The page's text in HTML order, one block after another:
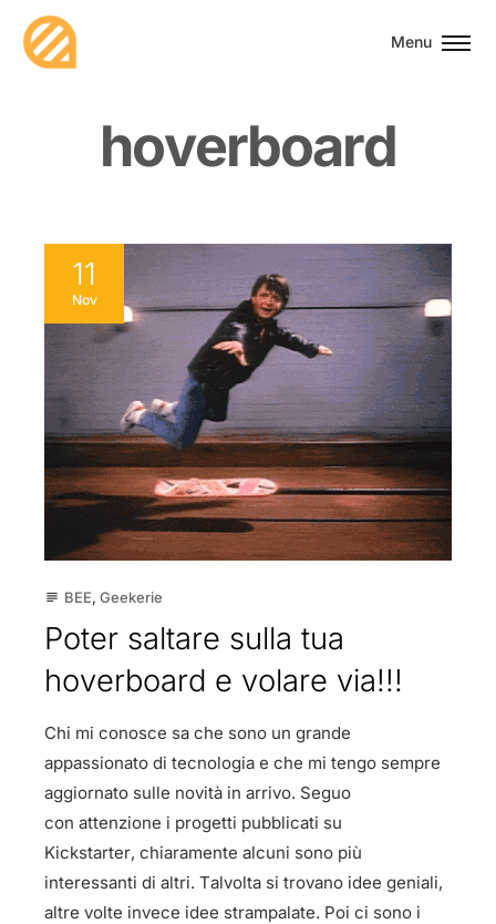
Menu
hoverboard
11
Nov
subject BEE, Geekerie
Poter saltare sulla tua
hoverboard e volare via!!!
Chi mi conosce sa che sono un grande
appassionato di tecnologia e che mi tengo sempre
aggiornato sulle novità in arrivo. Seguo
con attenzione i progetti pubblicati su
Kickstarter, chiaramente alcuni sono più
interessanti di altri. Talvolta si trovano idee geniali,
altre volte invece idee strampalate. Poi ci sono i